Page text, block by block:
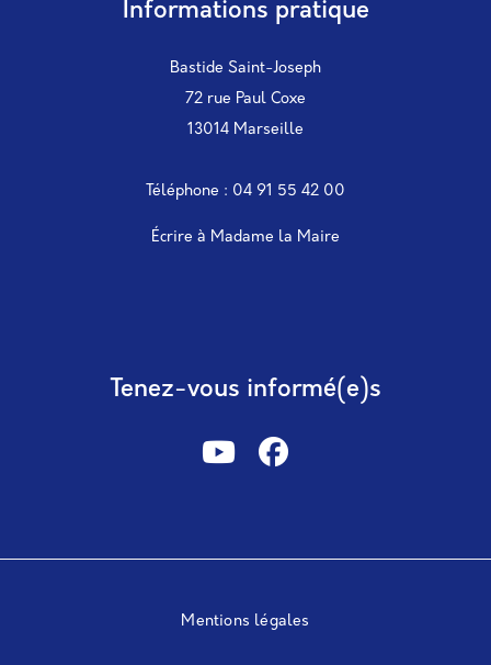
Informations pratique
Bastide Saint-Joseph
72 rue Paul Coxe
13014 Marseille
Téléphone : 04 91 55 42 00
Écrire à Madame la Maire
Tenez-vous informé(e)s
Mentions légales